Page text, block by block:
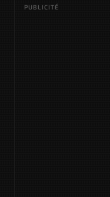
PUBLICITÉ